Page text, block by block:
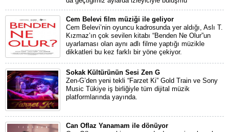
Cem Belevi film müziği ile geliyor
Cem Belevi’nin oyuncu kadrosunda yer aldığı, Aslı T.
Kızmaz’ın çok sevilen kitabı “Benden Ne Olur”un
uyarlaması olan aynı adlı filme yaptığı müzikle
dikkatleri bu kez farklı bir yöne çekiyor.
Sokak Kültürünün Sesi Zen G
Zen-G’den yeni tekli “Farzet Ki” Gold Train ve Sony
Music Tükiye iş birliğiyle tüm dijital müzik
platformlarında yayında.
Can Oflaz Yanamam ile dönüyor